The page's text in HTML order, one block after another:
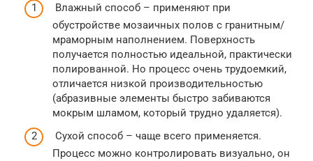
Влажный способ – применяют при
обустройстве мозаичных полов с гранитным/
мраморным наполнением. Поверхность
получается полностью идеальной, практически
полированной. Но процесс очень трудоемкий,
отличается низкой производительностью
(абразивные элементы быстро забиваются
мокрым шламом, который трудно удаляется).
Сухой способ – чаще всего применяется.
Процесс можно контролировать визуально, он